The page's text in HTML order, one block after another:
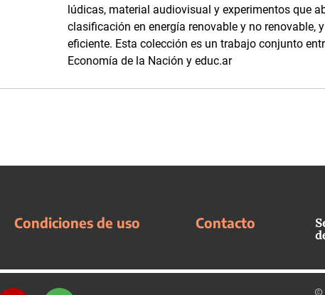
lúdicas, material audiovisual y experimentos que
clasificación en energía renovable y no renovable,
eficiente. Esta colección es un trabajo conjunto
Economía de la Nación y educ.ar
Condiciones de uso Contacto
©